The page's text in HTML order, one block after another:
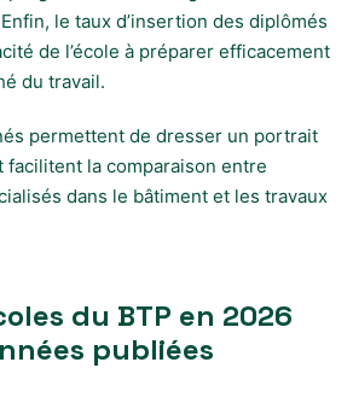
le taux d’insertion des diplômés
de l’école à préparer efficacement
du travail.
permettent de dresser un portrait
facilitent la comparaison entre
dans le bâtiment et les travaux
du BTP en 2026
publiées